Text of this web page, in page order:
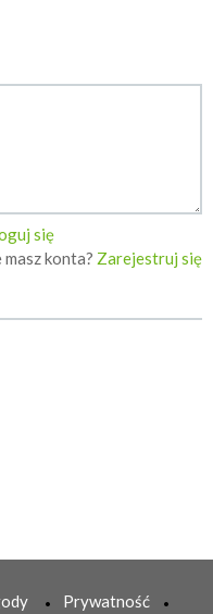
się
masz konta? Zarejestruj się
Prywatność